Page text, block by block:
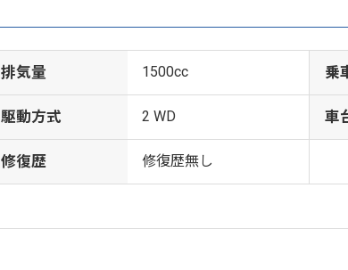
排気量 1500cc 乗
駆動方式 2 WD 車
修復歴 修復歴無し